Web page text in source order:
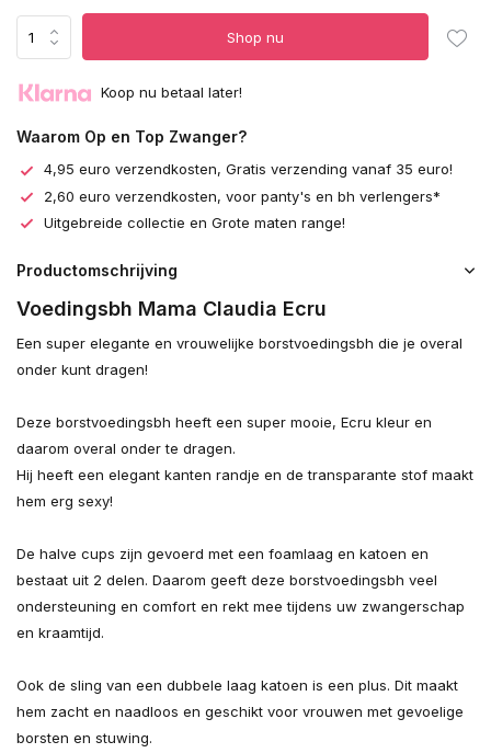
Shop nu
Koop nu betaal later!
Waarom Op en Top Zwanger?
4,95 euro verzendkosten, Gratis verzending vanaf 35 euro!
2,60 euro verzendkosten, voor panty's en bh verlengers*
Uitgebreide collectie en Grote maten range!
Productomschrijving
Voedingsbh Mama Claudia Ecru
Een super elegante en vrouwelijke borstvoedingsbh die je overal
onder kunt dragen!
Deze borstvoedingsbh heeft een super mooie, Ecru kleur en
daarom overal onder te dragen.
Hij heeft een elegant kanten randje en de transparante stof maakt
hem erg sexy!
De halve cups zijn gevoerd met een foamlaag en katoen en
bestaat uit 2 delen. Daarom geeft deze borstvoedingsbh veel
ondersteuning en comfort en rekt mee tijdens uw zwangerschap
en kraamtijd.
Ook de sling van een dubbele laag katoen is een plus. Dit maakt
hem zacht en naadloos en geschikt voor vrouwen met gevoelige
borsten en stuwing.